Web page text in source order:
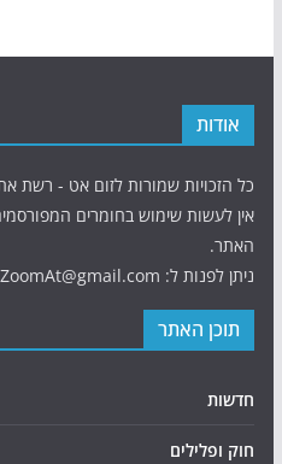
אודות
כל הזכויות שמורות לזום אט - רשת
אין לעשות שימוש בחומרים
האתר.
ניתן לפנות ל: Avihai.ZoomAt@gmail.com
תוכן האתר
חדשות
חוק ופלילים